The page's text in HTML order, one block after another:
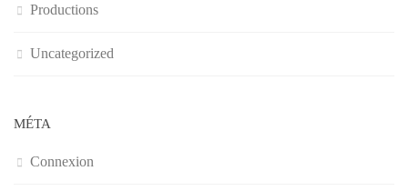
Productions
Uncategorized
MÉTA
Connexion